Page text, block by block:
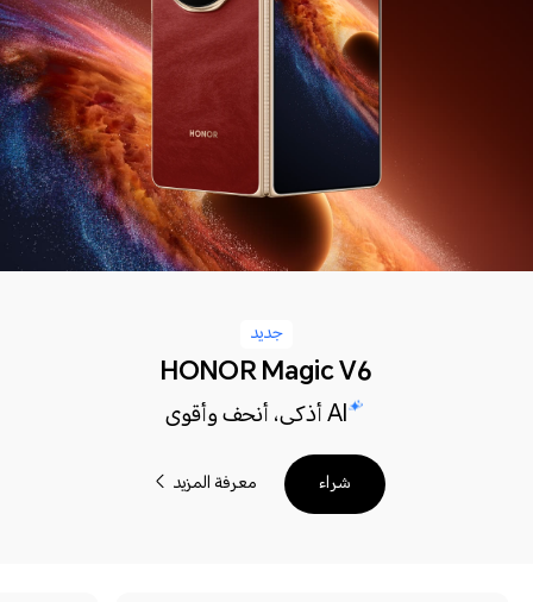
جديد
HONOR Magic V6
AI أذكى، أنحف وأقوى
شراء معرفة المزيد